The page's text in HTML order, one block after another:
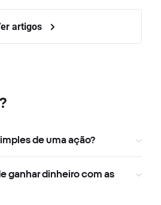
artigos
de uma ação?
ganhar dinheiro com as